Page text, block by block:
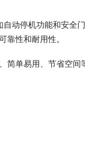
动停机功能和安全
性和耐用性。
简单易用、节省空间